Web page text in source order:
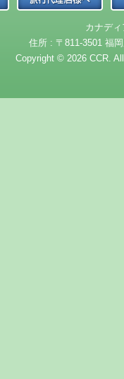
カナデ
住所 : 〒811-3501 福
Copyright © 2026 CCR.